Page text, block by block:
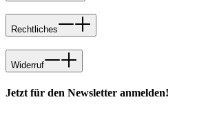
Rechtliches
Widerruf
Jetzt für den Newsletter anmelden!